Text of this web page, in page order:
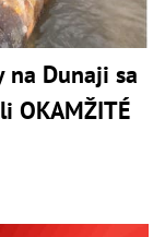
na Dunaji sa
OKAMŽITÉ